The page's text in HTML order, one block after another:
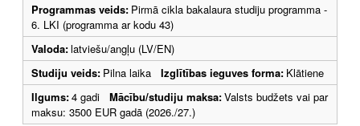
Programmas veids: Pirmā cikla bakalaura studiju programma -
6. LKI (programma ar kodu 43)
Valoda:latviešu/angļu (LV/EN)
Studiju veids: Pilna laika Izglītības ieguves forma: Klātiene
Ilgums:4 gadi Mācību/studiju maksa:Valsts budžets vai par
maksu: 3500 EUR gadā (2026./27.)